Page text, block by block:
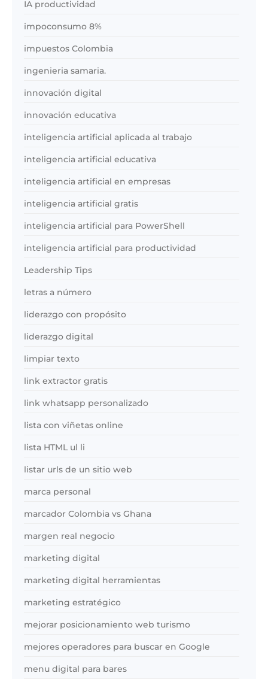
IA productividad
impoconsumo 8%
impuestos Colombia
ingenieria samaria.
innovación digital
innovación educativa
inteligencia artificial aplicada al trabajo
inteligencia artificial educativa
inteligencia artificial en empresas
inteligencia artificial gratis
inteligencia artificial para PowerShell
inteligencia artificial para productividad
Leadership Tips
letras a número
liderazgo con propósito
liderazgo digital
limpiar texto
link extractor gratis
link whatsapp personalizado
lista con viñetas online
lista HTML ul li
listar urls de un sitio web
marca personal
marcador Colombia vs Ghana
margen real negocio
marketing digital
marketing digital herramientas
marketing estratégico
mejorar posicionamiento web turismo
mejores operadores para buscar en Google
menu digital para bares